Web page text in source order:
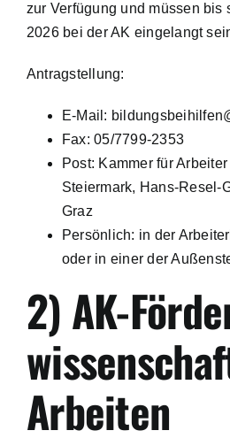
zur Verfügung und müssen bis
2026 bei der AK eingelangt
Antragstellung:
E-Mail:
Fax: 05/7799-2353
Post: Kammer für
Steiermark, Hans-Resel-
Graz
Persönlich: in der
oder in einer der
2) AK-
Arbeiten